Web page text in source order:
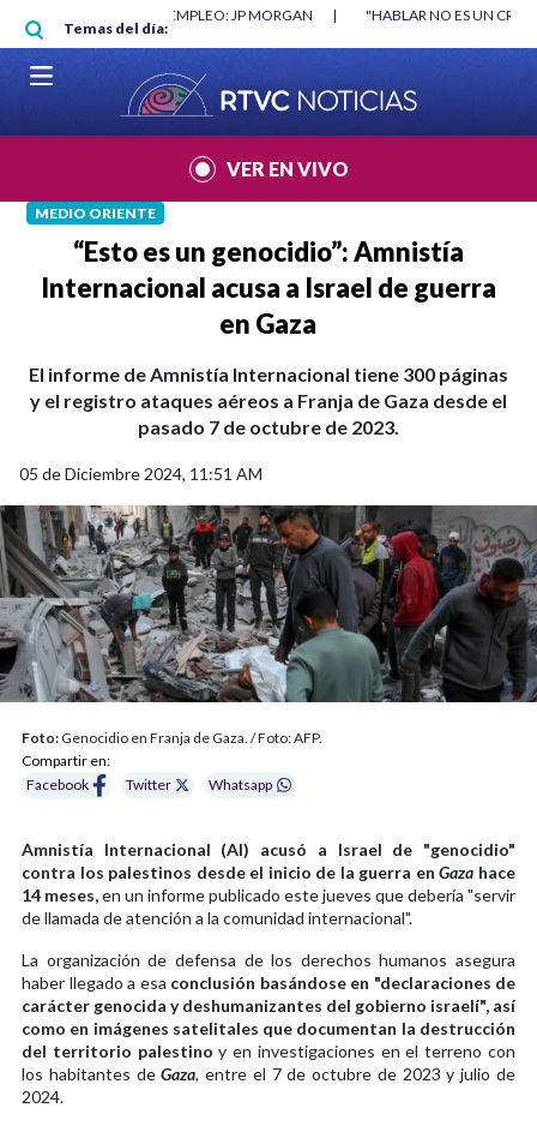
Pasar al contenido principal
Temas del día:
"HABLAR NO ES UN CRIMEN": CARTA DE BETO CORAL |
VER EN VIVO
MEDIO ORIENTE
“Esto es un genocidio”: Amnistía
Internacional acusa a Israel de guerra
en Gaza
El informe de Amnistía Internacional tiene 300 páginas
y el registro ataques aéreos a Franja de Gaza desde el
pasado 7 de octubre de 2023.
05 de Diciembre 2024, 11:51 AM
Foto: Genocidio en Franja de Gaza. / Foto: AFP.
Compartir en:
Facebook
Twitter Whatsapp
Amnistía Internacional (AI) acusó a Israel de "genocidio"
contra los palestinos desde el inicio de la guerra enGaza hace
14 meses,en un informe publicado este jueves que debería "servir
de llamada de atención a la comunidad internacional".
La organización de defensa de los derechos humanos asegura
haber llegado a esa conclusión basándose en "declaraciones de
carácter genocida y deshumanizantes del gobierno israelí", así
como en imágenes satelitales que documentan la destrucción
del territorio palestino y en investigaciones en el terreno con
los habitantes deGaza, entre el 7 de octubre de 2023 y julio de
2024.